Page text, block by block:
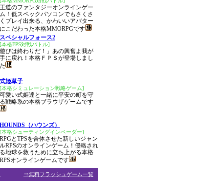
王道のファンタジーオンラインゲー
ム！低スペックパソコンでもさくさ
くプレイ出来る、かわいいアバター
にこだわった本格MMORPGです
スペシャルフォース2
[本格FPS対戦バトル]
遊びは終わりだ！」あの興奮よ我が
手に戻れ！本格ＦＰＳが登場しまし
た
式姫草子
[本格シミュレーション戦略ゲーム]
可愛い式姫達と一緒に平安の町を守
る戦略系の本格ブラウザゲームです
HOUNDS（ハウンズ）
[本格シューティングインベーダー]
RPGとTPSを合体させた新しいジャン
ルRPSのオンラインゲーム！侵略され
る地球を救うために立ち上がる本格
RPSオンラインゲームです
⇒無料フラッシュゲーム一覧